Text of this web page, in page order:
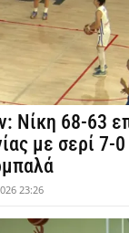
Νίκη 68-63
με σερί 7-0
23:26